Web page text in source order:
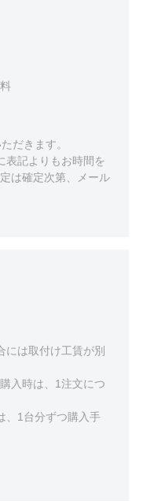
だきます。
表記よりもお時間を
は確定次第、メール
には取付け工賃が別
入時は、1注文につ
、1台分ずつ購入手